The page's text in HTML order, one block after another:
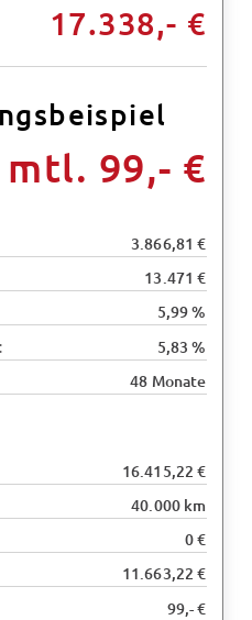
17.338,- €
mtl. 99,- €
3.866,81 €
13.471 €
5,99 %
5,83 %
48 Monate
16.415,22 €
40.000 km
0 €
11.663,22 €
99,- €